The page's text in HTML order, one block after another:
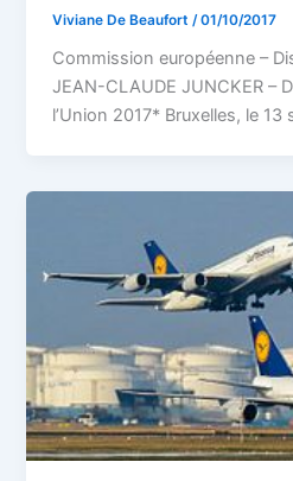
Viviane De Beaufort /01/10/2017
Commission européenne –
JEAN-CLAUDE JUNCKER –
l’Union 2017* Bruxelles, le